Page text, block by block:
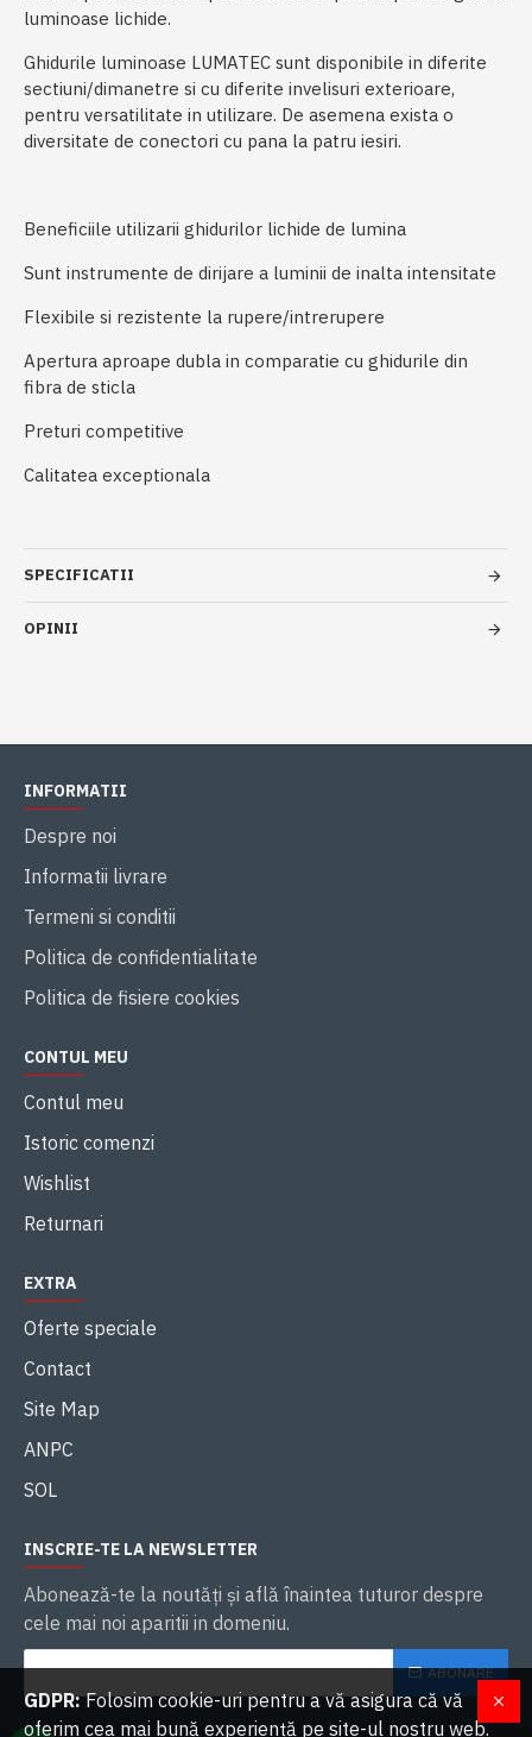
luminoase lichide.
Ghidurile luminoase LUMATEC sunt disponibile in diferite
sectiuni/dimanetre si cu diferite invelisuri exterioare,
pentru versatilitate in utilizare. De asemena exista o
diversitate de conectori cu pana la patru iesiri.
Beneficiile utilizarii ghidurilor lichide de lumina
Sunt instrumente de dirijare a luminii de inalta intensitate
Flexibile si rezistente la rupere/intrerupere
Apertura aproape dubla in comparatie cu ghidurile din
fibra de sticla
Preturi competitive
Calitatea exceptionala
SPECIFICATII
OPINII
INFORMATII
Despre noi
Informatii livrare
Termeni si conditii
Politica de confidentialitate
Politica de fisiere cookies
CONTUL MEU
Contul meu
Istoric comenzi
Wishlist
Returnari
EXTRA
Oferte speciale
Contact
Site Map
ANPC
SOL
INSCRIE-TE LA NEWSLETTER
Abonează-te la noutăţi și află înaintea tuturor despre
cele mai noi aparitii in domeniu.
ABONARE
GDPR:Folosim cookie-uri pentru a vă asigura că vă
oferim cea mai bună experiență pe site-ul nostru web.